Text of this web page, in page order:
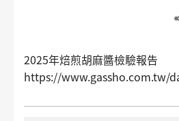
2025年焙煎胡麻醬檢驗報告
https://www.gassho.com.tw/